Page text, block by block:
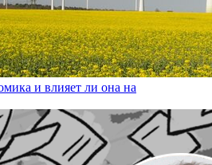
и влияет ли она на